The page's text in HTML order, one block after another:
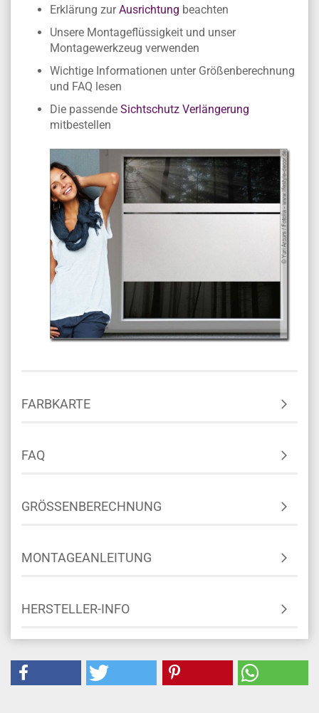
Erklärung zurAusrichtung beachten
Unsere Montageflüssigkeit und unser
Montagewerkzeug verwenden
Wichtige Informationen unter Größenberechnung
und FAQ lesen
Die passende Sichtschutz Verlängerung
mitbestellen
FARBKARTE
FAQ
GRÖSSENBERECHNUNG
MONTAGEANLEITUNG
HERSTELLER-INFO